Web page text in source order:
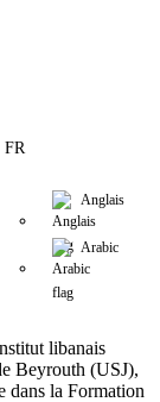
FR
Anglais
Arabic
libanais
Beyrouth (USJ),
dans la Formation